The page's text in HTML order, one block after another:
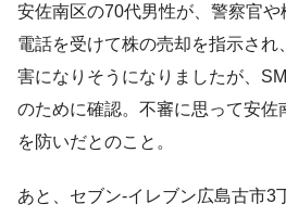
安佐南区の70代男性が、警察官
電話を受けて株の売却を指示され
害になりそうになりましたが、
のために確認。不審に思って安佐
を防いだとのこと。
あと、セブン-イレブン広島古市3